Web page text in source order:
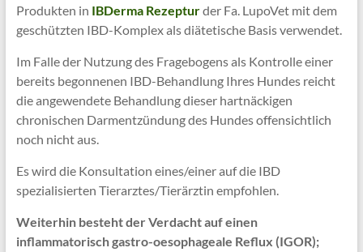
Produkten in IBDerma Rezepturder Fa. LupoVet mit dem
geschützten IBD-Komplex als diätetische Basis verwendet.
Im Falle der Nutzung des Fragebogens als Kontrolle einer
bereits begonnenen IBD-Behandlung Ihres Hundes reicht
die angewendete Behandlung dieser hartnäckigen
chronischen Darmentzündung des Hundes offensichtlich
noch nicht aus.
Es wird die Konsultation eines/einer auf die IBD
spezialisierten Tierarztes/Tierärztin empfohlen.
Weiterhin besteht derVerdacht auf einen
inflammatorisch gastro-oesophageale Reflux (IGOR);